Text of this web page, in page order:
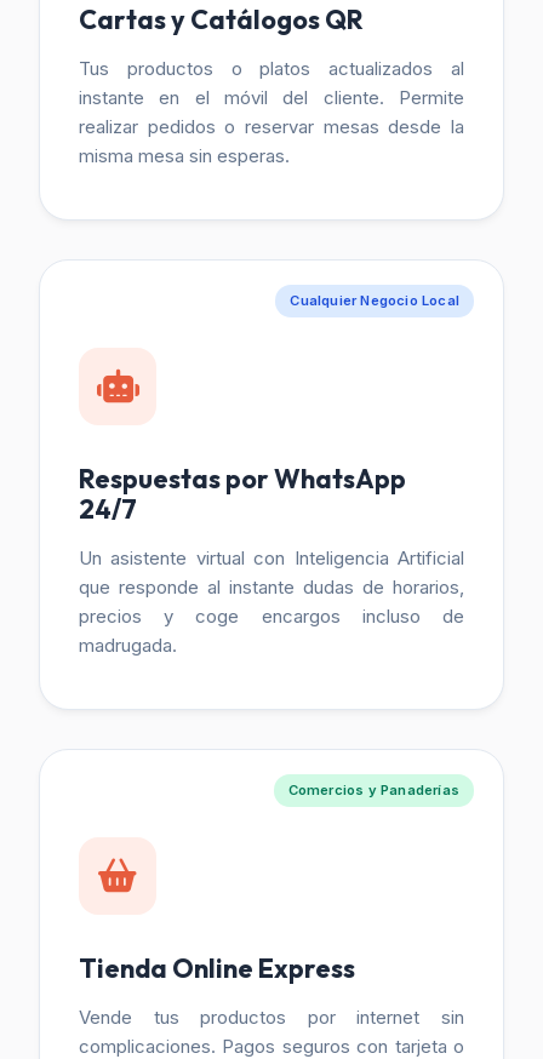
Cartas y Catálogos QR
Tus productos o platos actualizados al
instante en el móvil del cliente. Permite
realizar pedidos o reservar mesas desde la
misma mesa sin esperas.
Cualquier Negocio Local
Respuestas por WhatsApp
24/7
Un asistente virtual con Inteligencia Artificial
que responde al instante dudas de horarios,
precios y coge encargos incluso de
madrugada.
Comercios y Panaderías
Tienda Online Express
Vende tus productos por internet sin
complicaciones. Pagos seguros con tarjeta o